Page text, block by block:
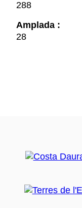
288
Amplada :
28